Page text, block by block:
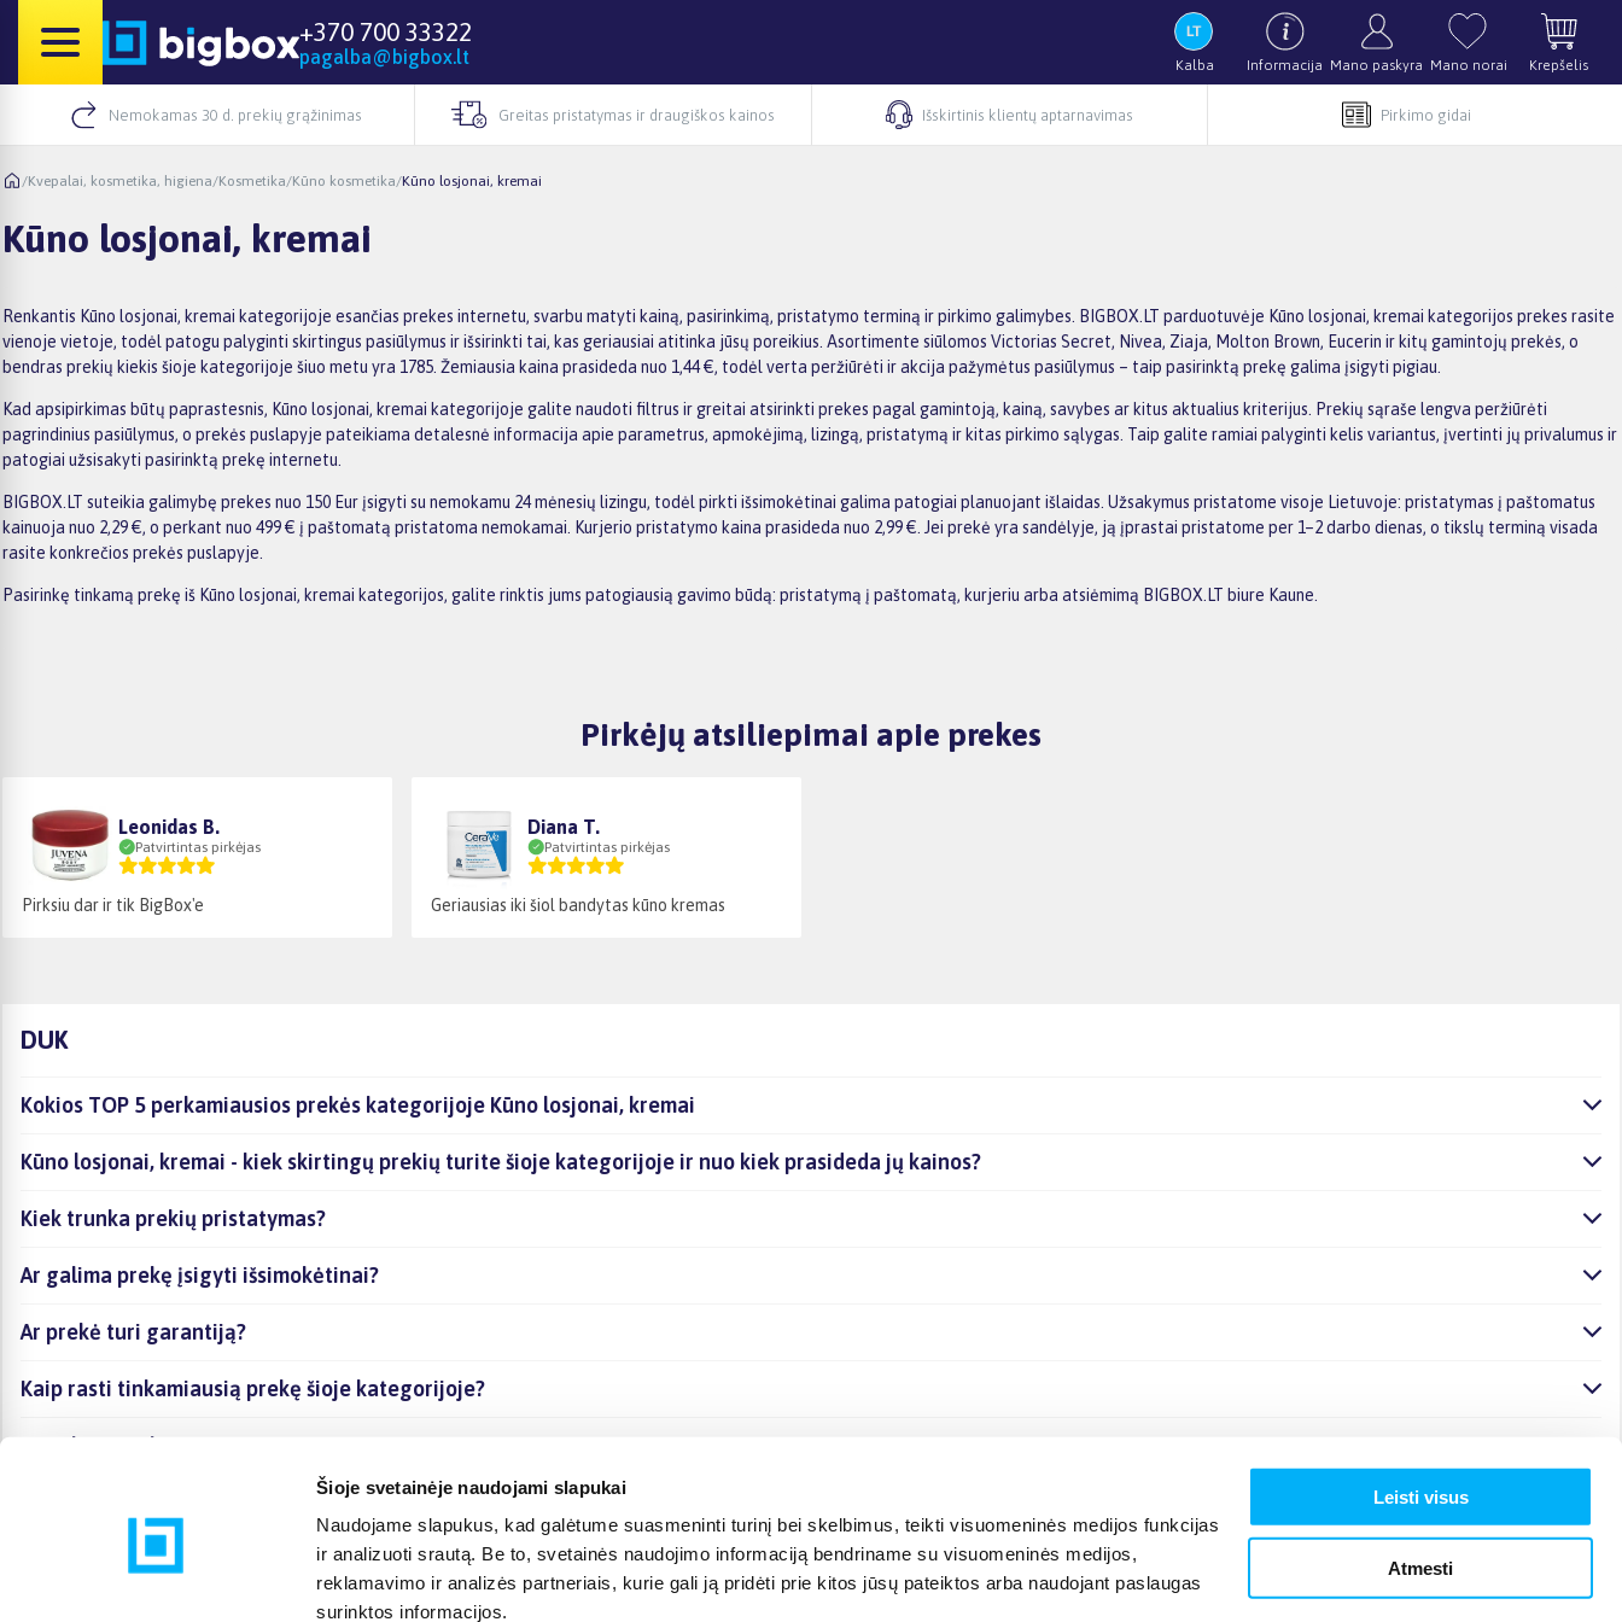
Šioje svetainėje naudojami slapukai
Naudojame slapukus, kad galėtume suasmeninti turinį bei skelbimus, teikti visuomeninės medijos funkcijas
ir analizuoti srautą. Be to, svetainės naudojimo informaciją bendriname su visuomeninės medijos,
reklamavimo ir analizės partneriais, kurie gali ją pridėti prie kitos jūsų pateiktos arba naudojant paslaugas
surinktos informacijos.
Leisti visus
Atmesti
+370 700 33322
pagalba@bigbox.lt Kalba Informacija Mano paskyra Mano norai Krepšelis
Nemokamas 30 d. prekių grąžinimas Greitas pristatymas ir draugiškos kainos Išskirtinis klientų aptarnavimas Pirkimo gidai
/Kvepalai, kosmetika, higiena/Kosmetika/Kūno kosmetika/Kūno losjonai, kremai
Kūno losjonai, kremai
Renkantis Kūno losjonai, kremai kategorijoje esančias prekes internetu, svarbu matyti kainą, pasirinkimą, pristatymo terminą ir pirkimo galimybes. BIGBOX.LT parduotuvėje Kūno losjonai, kremai kategorijos prekes rasite
vienoje vietoje, todėl patogu palyginti skirtingus pasiūlymus ir išsirinkti tai, kas geriausiai atitinka jūsų poreikius. Asortimente siūlomos Victorias Secret, Nivea, Ziaja, Molton Brown, Eucerin ir kitų gamintojų prekės, o
bendras prekių kiekis šioje kategorijoje šiuo metu yra 1785. Žemiausia kaina prasideda nuo 1,44 €, todėl verta peržiūrėti ir akcija pažymėtus pasiūlymus – taip pasirinktą prekę galima įsigyti pigiau.
Kad apsipirkimas būtų paprastesnis, Kūno losjonai, kremai kategorijoje galite naudoti filtrus ir greitai atsirinkti prekes pagal gamintoją, kainą, savybes ar kitus aktualius kriterijus. Prekių sąraše lengva peržiūrėti
pagrindinius pasiūlymus, o prekės puslapyje pateikiama detalesnė informacija apie parametrus, apmokėjimą, lizingą, pristatymą ir kitas pirkimo sąlygas. Taip galite ramiai palyginti kelis variantus, įvertinti jų privalumus ir
patogiai užsisakyti pasirinktą prekę internetu.
BIGBOX.LT suteikia galimybę prekes nuo 150 Eur įsigyti su nemokamu 24 mėnesių lizingu, todėl pirkti išsimokėtinai galima patogiai planuojant išlaidas. Užsakymus pristatome visoje Lietuvoje: pristatymas į paštomatus
kainuoja nuo 2,29 €, o perkant nuo 499 € į paštomatą pristatoma nemokamai. Kurjerio pristatymo kaina prasideda nuo 2,99 €. Jei prekė yra sandėlyje, ją įprastai pristatome per 1–2 darbo dienas, o tikslų terminą visada
rasite konkrečios prekės puslapyje.
Pasirinkę tinkamą prekę iš Kūno losjonai, kremai kategorijos, galite rinktis jums patogiausią gavimo būdą: pristatymą į paštomatą, kurjeriu arba atsiėmimą BIGBOX.LT biure Kaune.
Pirkėjų atsiliepimai apie prekes
Leonidas B.
Patvirtintas pirkėjas
Pirksiu dar ir tik BigBox'e
Diana T.
Patvirtintas pirkėjas
Geriausias iki šiol bandytas kūno kremas
DUK
Kokios TOP 5 perkamiausios prekės kategorijoje Kūno losjonai, kremai
Kūno losjonai, kremai - kiek skirtingų prekių turite šioje kategorijoje ir nuo kiek prasideda jų kainos?
Kiek trunka prekių pristatymas?
Ar galima prekę įsigyti išsimokėtinai?
Ar prekė turi garantiją?
Kaip rasti tinkamiausią prekę šioje kategorijoje?
Ar galima prekę atsiimti vietoje?